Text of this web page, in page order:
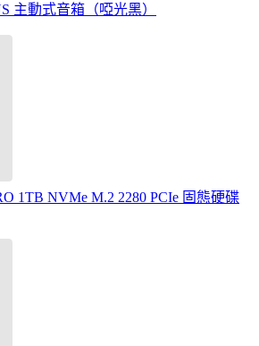
主動式音箱（啞光黑）
1TB NVMe M.2 2280 PCIe 固態硬碟